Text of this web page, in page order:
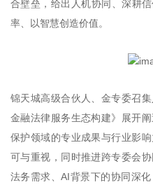
合壁垒，给出人机协同、深耕
率、以智慧创造价值。
锦天城高级合伙人、金专委召
金融法律服务生态构建》展开
保护领域的专业成果与行业影
可与重视，同时推进跨专委会
法务需求、AI背景下的协同深